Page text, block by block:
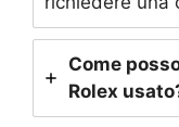
Come
Rolex